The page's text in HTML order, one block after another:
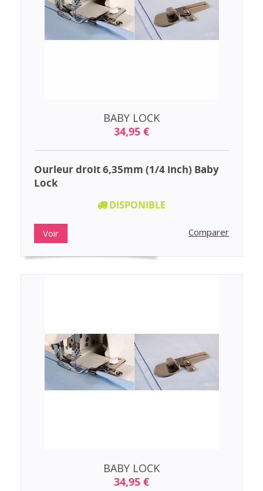
BABY LOCK
34,95 €
Ourleur droit 6,35mm (1/4 inch) Baby
Lock
DISPONIBLE
Voir Comparer
BABY LOCK
34,95 €